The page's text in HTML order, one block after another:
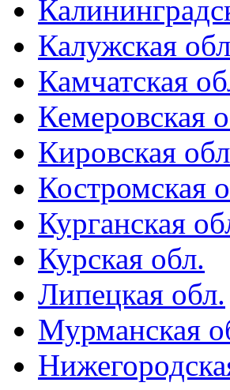
Калужская
Камчатская
Кемеровская
Кировская
Костромская
Курганская
Курская обл.
Липецкая обл.
Мурманская